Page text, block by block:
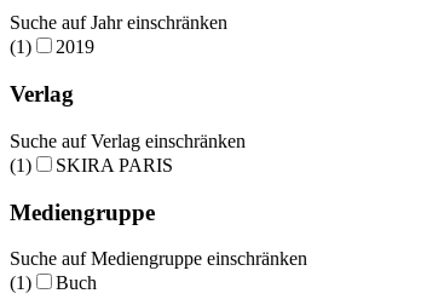
Suche auf Jahr einschränken
(1)
2019
Verlag
Suche auf Verlag einschränken
(1)
SKIRA PARIS
Mediengruppe
Suche auf Mediengruppe einschränken
(1)
Buch